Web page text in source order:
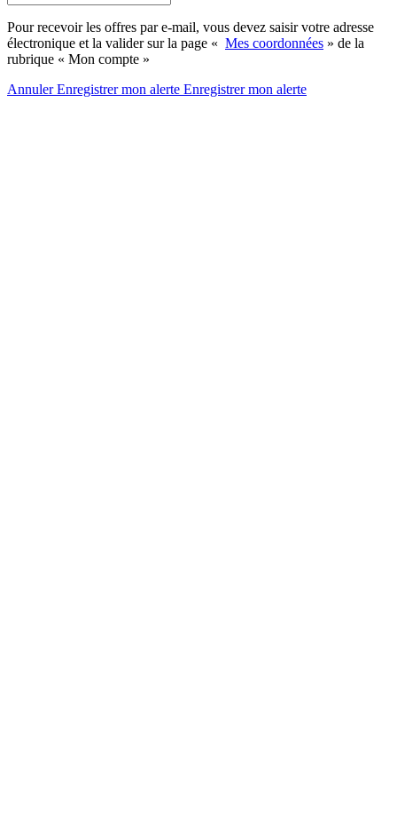
Pour recevoir les offres par e-mail, vous devez saisir votre adresse
électronique et la valider sur la page « Mes coordonnées » de la
rubrique « Mon compte »
AnnulerEnregistrer mon alerte Enregistrermon alerte